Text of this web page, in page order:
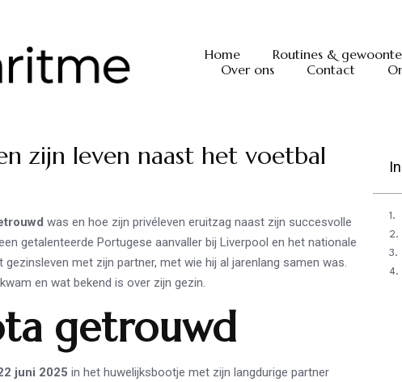
Home Routines &
Over ons
Contact
zijn leven naast het voetbal
was en hoe zijn privéleven eruitzag naast zijn succesvolle
getalenteerde Portugese aanvaller bij Liverpool en het nationale
met zijn partner, met wie hij al jarenlang samen was.
en wat bekend is over zijn gezin.
getrouwd
juni 2025 in het huwelijksbootje met zijn langdurige partner